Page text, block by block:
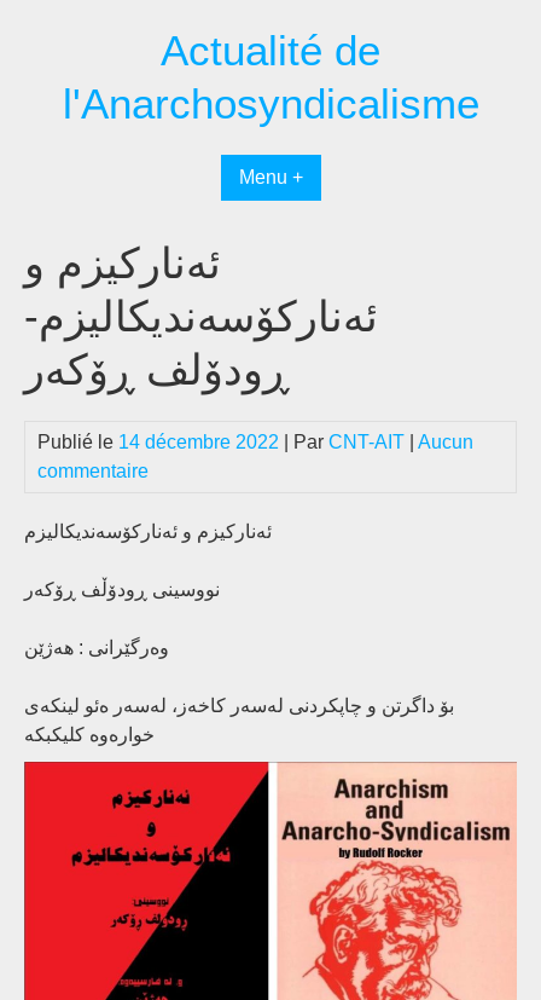
Actualité de
l'Anarchosyndicalisme
Menu +
ئەنارکیزم و
ئەنارکۆسەندیکالیزم-
ڕودۆلف ڕۆکەر
Publié le 14 décembre 2022 | Par CNT-AIT
Aucun
commentaire
ئەنارکیزم و ئەنارکۆسەندیکالیزم
نووسینی ڕودۆڵف ڕۆکەر
وەرگێرانی : ھەژێن
بۆ داگرتن و چاپکردنی لەسەر کاخەز، لەسەر ەئو لینکەی
خوارەوە کلیکبکە